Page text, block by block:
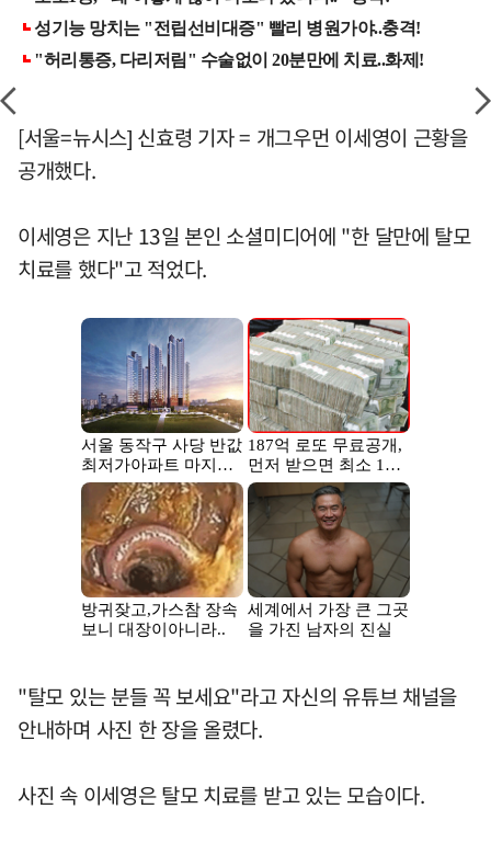
[서울=뉴시스] 신효령 기자 = 개그우먼 이세영이 근황을
공개했다.
이세영은 지난 13일 본인 소셜미디어에 "한 달만에 탈모
치료를 했다"고 적었다.
"탈모 있는 분들 꼭 보세요"라고 자신의 유튜브 채널을
안내하며 사진 한 장을 올렸다.
사진 속 이세영은 탈모 치료를 받고 있는 모습이다.